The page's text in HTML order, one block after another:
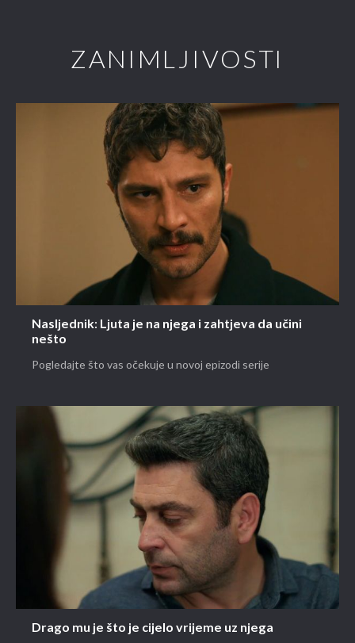
ZANIMLJIVOSTI
Nasljednik: Ljuta je na njega i zahtjeva da učini
nešto
Pogledajte što vas očekuje u novoj epizodi serije
Drago mu je što je cijelo vrijeme uz njega